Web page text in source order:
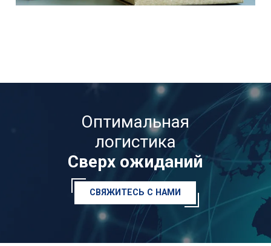
Оптимальная
логистика
Сверх ожиданий
СВЯЖИТЕСЬ С НАМИ